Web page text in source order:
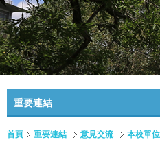
重要連結
首頁 重要連結 意見交流 本校單